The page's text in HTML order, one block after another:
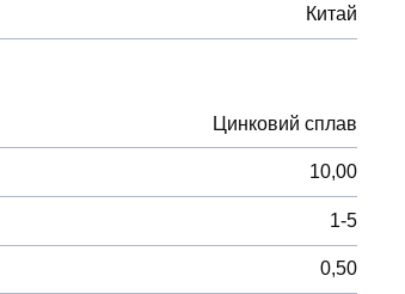
Китай
Цинковий сплав
10,00
1-5
0,50